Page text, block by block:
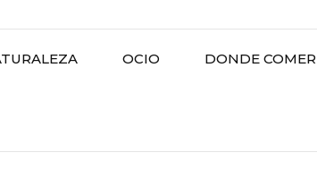
OCIO DONDE COMER